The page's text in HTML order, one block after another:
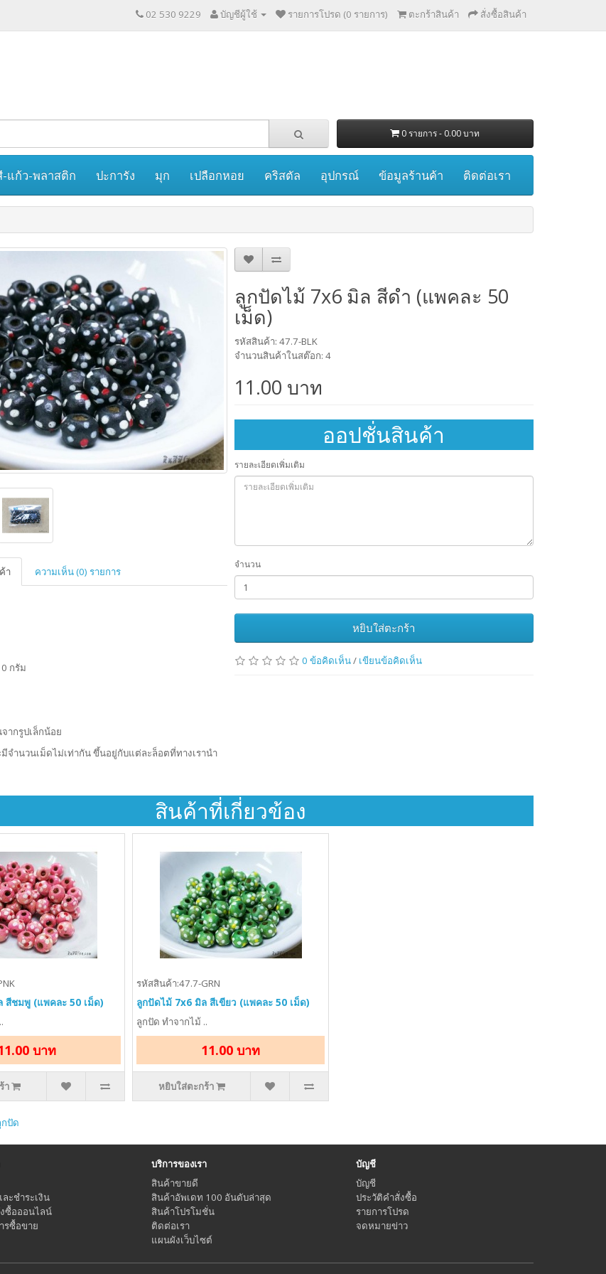
02 530 9229 บัญชีผู้ใช้ รายการโปรด (0 รายการ) ตะกร้าสินค้า สั่งซื้อสินค้า
0 รายการ - 0.00 บาท
แก้ว-พลาสติก ปะการัง มุก เปลือกหอย คริสตัล อุปกรณ์ ข้อมูลร้านค้า ติดต่อเรา
า ความเห็น (0) รายการ
กรัม
ากรูปเล็กน้อย
จำนวนเม็ดไม่เท่ากัน ขึ้นอยู่กับแต่ละล็อตที่ทางเรานำ
ลูกปัดไม้ 7x6 มิล สีดำ (แพคละ 50
เม็ด)
รหัสสินค้า: 47.7-BLK
จำนวนสินค้าในสต๊อก: 4
11.00 บาท
ออปชั่นสินค้า
รายละเอียดเพิ่มเติม
จำนวน
หยิบใส่ตะกร้า
0 ข้อคิดเห็น/ เขียนข้อคิดเห็น
สินค้าที่เกี่ยวข้อง
สีชมพู (แพคละ 50 เม็ด)
บาท
า
รหัสสินค้า:47.7-GRN
ลูกปัดไม้ 7x6 มิล สีเขียว (แพคละ 50 เม็ด)
ลูกปัด ทำจากไม้ ..
11.00 บาท
หยิบใส่ตะกร้า
ปัด
ะชำระเงิน
ซื้อออนไลน์
รซื้อขาย
บริการของเรา
สินค้าขายดี
สินค้าอัพเดท 100 อันดับล่าสุด
สินค้าโปรโมชั่น
ติดต่อเรา
แผนผังเว็บไซต์
บัญชี
บัญชี
ประวัติคำสั่งซื้อ
รายการโปรด
จดหมายข่าว